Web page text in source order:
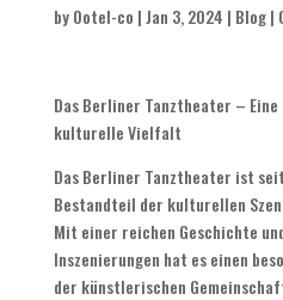
byOotel-co |Jan 3, 2024 | Blog|
Das Berliner Tanztheater –
kulturelle Vielfalt
Das Berliner Tanztheater ist
Bestandteil der kulturellen
Mit einer reichen Geschichte
Inszenierungen hat es einen
der künstlerischen